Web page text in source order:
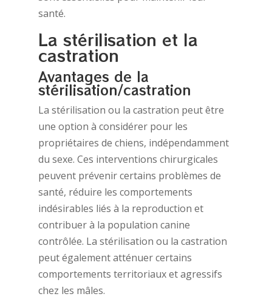
santé.
La stérilisation et la
castration
Avantages de la
stérilisation/castration
La stérilisation ou la castration peut être
une option à considérer pour les
propriétaires de chiens, indépendamment
du sexe. Ces interventions chirurgicales
peuvent prévenir certains problèmes de
santé, réduire les comportements
indésirables liés à la reproduction et
contribuer à la population canine
contrôlée. La stérilisation ou la castration
peut également atténuer certains
comportements territoriaux et agressifs
chez les mâles.